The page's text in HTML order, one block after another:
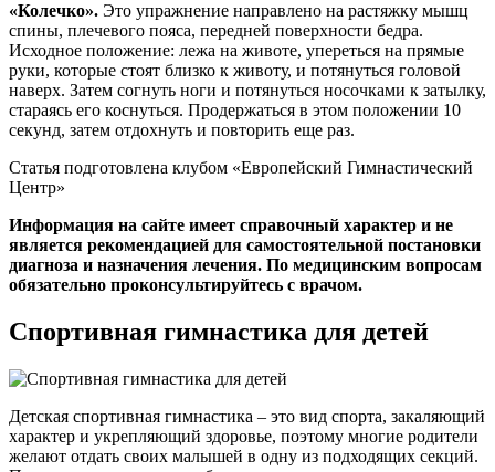
«Колечко». Это упражнение направлено на растяжку мышц
спины, плечевого пояса, передней поверхности бедра.
Исходное положение: лежа на животе, упереться на прямые
руки, которые стоят близко к животу, и потянуться головой
наверх. Затем согнуть ноги и потянуться носочками к затылку,
стараясь его коснуться. Продержаться в этом положении 10
секунд, затем отдохнуть и повторить еще раз.
Статья подготовлена клубом «Европейский Гимнастический
Центр»
Информация на сайте имеет справочный характер и не
является рекомендацией для самостоятельной постановки
диагноза и назначения лечения. По медицинским вопросам
обязательно проконсультируйтесь с врачом.
Спортивная гимнастика для детей
Детская спортивная гимнастика – это вид спорта, закаляющий
характер и укрепляющий здоровье, поэтому многие родители
желают отдать своих малышей в одну из подходящих секций.